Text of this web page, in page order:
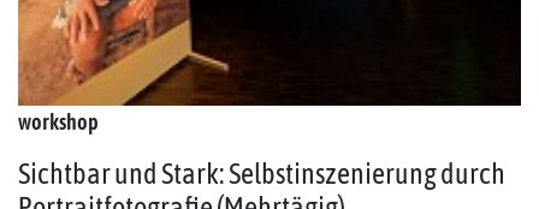
workshop
Sichtbar und Stark: Selbstinszenierung durch